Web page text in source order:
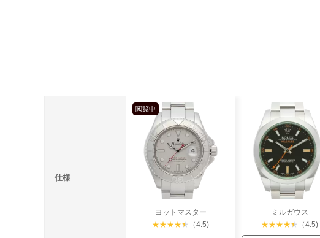
仕様
閲覧中
ヨットマスター
★★★★★ （4.5)
ミルガウス
★★★★★ （4.5)